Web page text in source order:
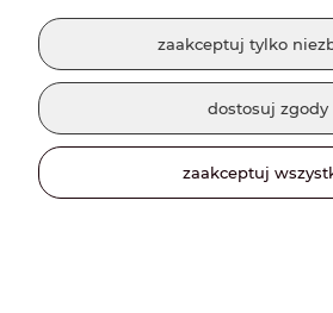
zaakceptuj tylko
dostosuj zgody
zaakceptuj